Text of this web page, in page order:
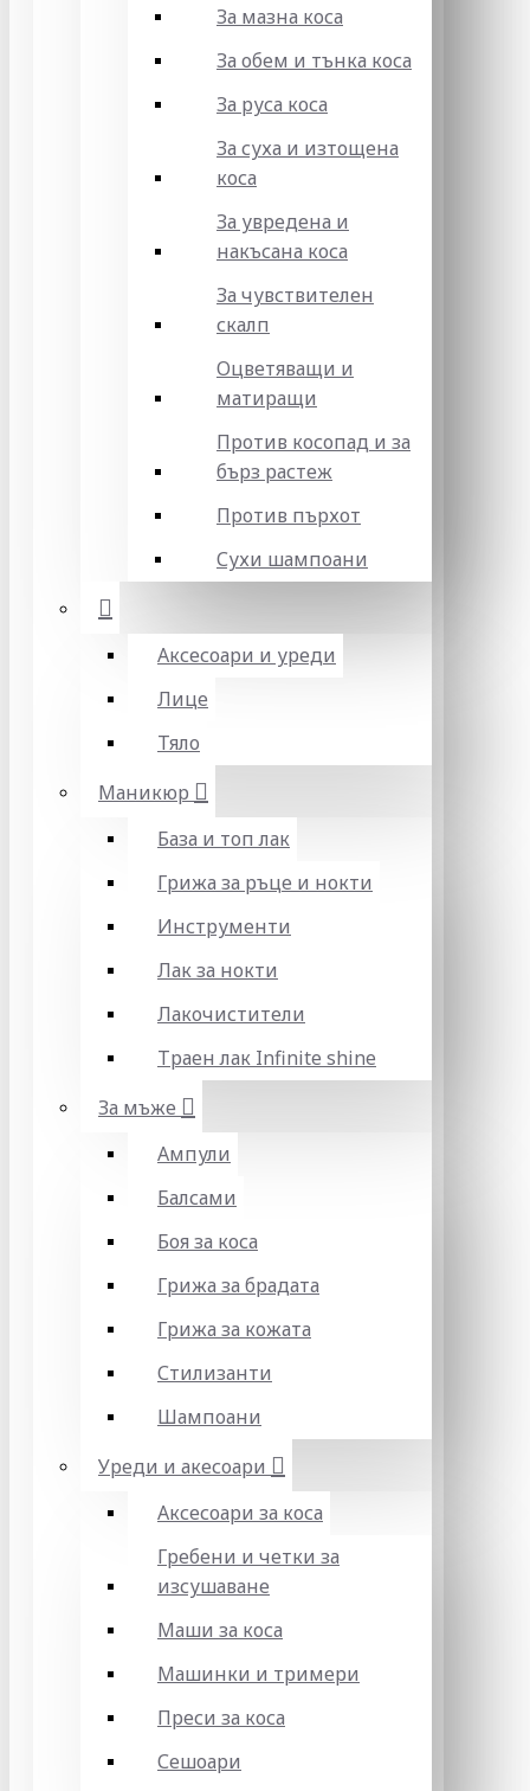
За мазна коса
За обем и тънка коса
За руса коса
За суха и изтощена
коса
За увредена и
накъсана коса
За чувствителен
скалп
Оцветяващи и
матиращи
Против косопад и за
бърз растеж
Против пърхот
Сухи шампоани
Аксесоари и уреди
Лице
Тяло
Маникюр
База и топ лак
Грижа за ръце и нокти
Инструменти
Лак за нокти
Лакочистители
Траен лак Infinite shine
За мъже
Ампули
Балсами
Боя за коса
Грижа за брадата
Грижа за кожата
Стилизанти
Шампоани
Уреди и акесоари
Аксесоари за коса
Гребени и четки за
изсушаване
Маши за коса
Машинки и тримери
Преси за коса
Сешоари